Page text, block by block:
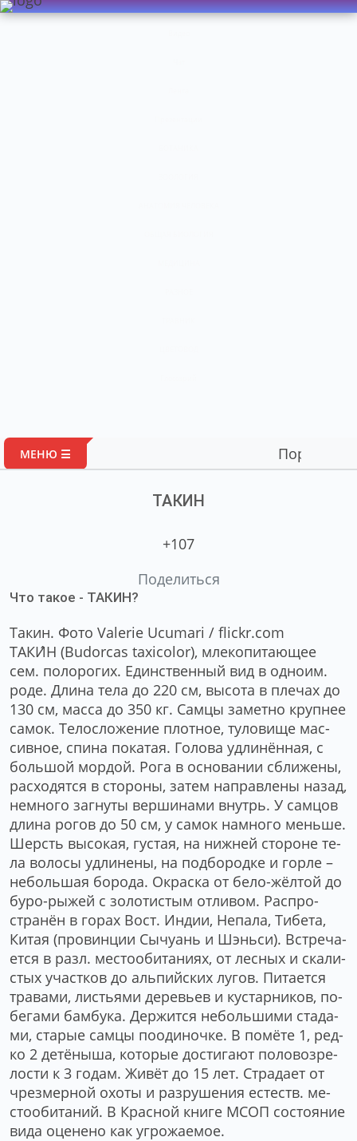
МЕНЮ ☰ Портал
ТАКИН
+107
Поделиться
Что такое - ТАКИН?
Такин. Фото Valerie Ucumari / flickr.com
ТАКИ́Н (Budorcas taxicolor), мле­ко­пи­таю­щее
сем. по­ло­ро­гих. Един­ст­вен­ный вид в од­но­им.
ро­де. Дли­на те­ла до 220 см, вы­со­та в пле­чах до
130 см, мас­са до 350 кг. Сам­цы за­мет­но круп­нее
са­мок. Те­ло­сло­же­ние плот­ное, ту­ло­ви­ще мас­
сив­ное, спи­на по­ка­тая. Го­ло­ва уд­ли­нён­ная, с
боль­шой мор­дой. Ро­га в ос­но­ва­нии сбли­же­ны,
рас­хо­дят­ся в сто­ро­ны, за­тем на­прав­ле­ны на­зад,
не­мно­го за­гну­ты вер­ши­на­ми внутрь. У сам­цов
дли­на ро­гов до 50 см, у са­мок на­мно­го мень­ше.
Шерсть вы­со­кая, гус­тая, на ниж­ней сто­ро­не те­
ла во­ло­сы уд­ли­не­ны, на под­бо­род­ке и гор­ле –
не­боль­шая бо­ро­да. Ок­ра­ска от бе­ло-жёл­той до
бу­ро-ры­жей с зо­ло­тистым от­ли­вом. Рас­про­
стра­нён в го­рах Вост. Ин­дии, Не­па­ла, Ти­бе­та,
Ки­тая (про­вин­ции Сы­чу­ань и Шэнь­си). Встре­ча­
ет­ся в разл. ме­сто­оби­та­ни­ях, от лес­ных и ска­ли­
стых уча­ст­ков до аль­пий­ских лу­гов. Пи­та­ет­ся
тра­ва­ми, ли­сть­я­ми де­ревь­ев и кус­тар­ни­ков, по­
бе­га­ми бам­бу­ка. Дер­жит­ся не­боль­ши­ми ста­да­
ми, ста­рые сам­цы по­оди­ноч­ке. В по­мё­те 1, ред­
ко 2 де­тё­ны­ша, ко­то­рые дос­ти­га­ют по­ло­во­зре­
ло­сти к 3 го­дам. Жи­вёт до 15 лет. Стра­да­ет от
чрез­мер­ной охо­ты и раз­ру­ше­ния ес­теств. ме­
сто­оби­та­ний. В Крас­ной кни­ге МСОП со­стоя­ние
ви­да оце­не­но как уг­ро­жае­мое.